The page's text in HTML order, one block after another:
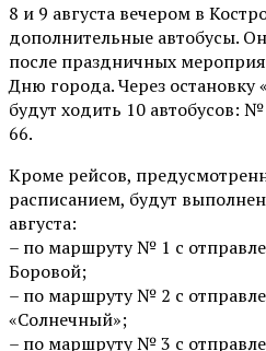
8 и 9 августа вечером в
дополнительные автобусы.
после праздничных
Дню города. Через остановку
будут ходить 10 автобусов: №
66.
Кроме рейсов,
расписанием, будут
августа:
– по маршруту № 1 с
Боровой;
– по маршруту № 2 с
«Солнечный»;
– по маршруту № 3 с